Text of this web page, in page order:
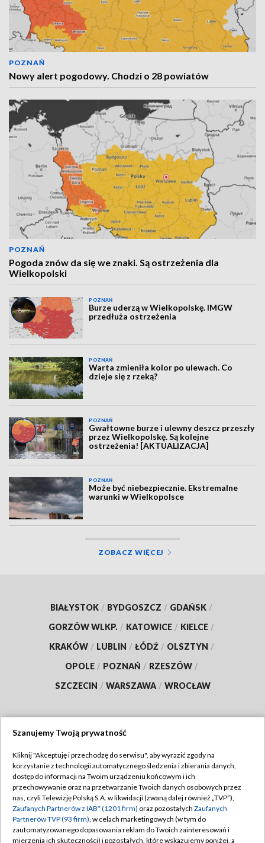
POZNAŃ
Nowy alert pogodowy. Chodzi o 28 powiatów
POZNAŃ
Pogoda znów da się we znaki. Są ostrzeżenia dla
Wielkopolski
POZNAŃ
Burze uderzą w Wielkopolskę. IMGW
przedłuża ostrzeżenia
POZNAŃ
Warta zmieniła kolor po ulewach. Co
dzieje się z rzeką?
POZNAŃ
Gwałtowne burze i ulewny deszcz przeszły
przez Wielkopolskę. Są kolejne
ostrzeżenia! [AKTUALIZACJA]
POZNAŃ
Może być niebezpiecznie. Ekstremalne
warunki w Wielkopolsce
ZOBACZ WIĘCEJ
BIAŁYSTOK / BYDGOSZCZ / GDAŃSK /
GORZÓW WLKP. / KATOWICE / KIELCE /
KRAKÓW / LUBLIN / ŁÓDŹ / OLSZTYN /
OPOLE / POZNAŃ / RZESZÓW /
SZCZECIN / WARSZAWA / WROCŁAW
TVP
Abonament TVP
Emisja w TVP
Centrum informacji TVP
Regulamin TVP
Polityka prywatności
Moje zgody
Szanujemy Twoją prywatność
Kliknij "Akceptuję i przechodzę do serwisu", aby wyrazić zgody na
korzystanie z technologii automatycznego śledzenia i zbierania danych,
dostęp do informacji na Twoim urządzeniu końcowym i ich
przechowywanie oraz na przetwarzanie Twoich danych osobowych przez
nas, czyli Telewizję Polską S.A. w likwidacji (zwaną dalej również „TVP”),
Zaufanych Partnerów z IAB* (1201 firm) oraz pozostałych Zaufanych
Partnerów TVP (93 firm), w celach marketingowych (w tym do
zautomatyzowanego dopasowania reklam do Twoich zainteresowań i
mierzenia ich skuteczności) i pozostałych, które wskazujemy poniżej, a